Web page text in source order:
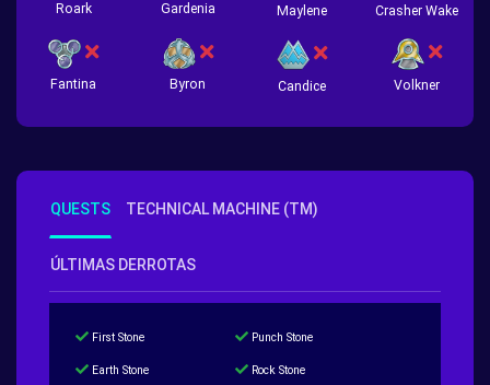
Roark Gardenia Maylene Crasher Wake
Fantina Byron Candice Volkner
QUESTS TECHNICAL MACHINE (TM)
ÚLTIMAS DERROTAS
First Stone Punch Stone
Earth Stone Rock Stone